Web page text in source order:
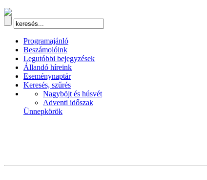
Programajánló
Beszámolóink
Legutóbbi bejegyzések
Állandó híreink
Eseménynaptár
Keresés, szűrés
Nagyböjt és húsvét
Adventi időszak
Ünnepkörök